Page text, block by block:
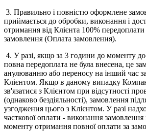
3. Правильно і повністю оформлене
приймається до обробки, виконання і
отримання від Клієнта 100% передоплати
замовлення (Оплата замовлення).
4. У разі, якщо за 3 години до моменту
повна передоплата не була внесена, це
анулюванню або переносу на інший час
Клієнтом. Якщо в даному випадку
зв'язатися з Клієнтом при відсутності
(однаково бездіяльності), замовлення
узгодження цього з Клієнтом. У разі
часткової оплати - виконання
моменту отримання повної оплати за